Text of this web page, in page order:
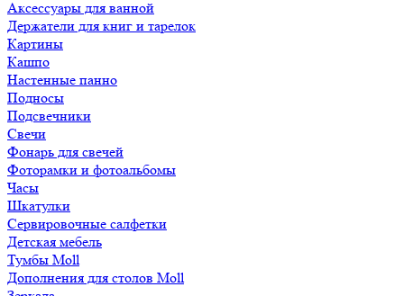
Аксессуары для ванной
Держатели для книг и тарелок
Картины
Кашпо
Настенные панно
Подносы
Подсвечники
Свечи
Фонарь для свечей
Фоторамки и фотоальбомы
Часы
Шкатулки
Сервировочные салфетки
Детская мебель
Тумбы Moll
Дополнения для столов Moll